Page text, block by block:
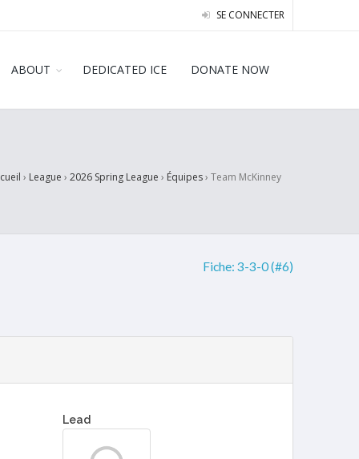
SE CONNECTER
ABOUT DEDICATED ICE DONATE NOW
› League › 2026 Spring League › Équipes› Team McKinney
Fiche: 3-3-0 (#6)
Lead